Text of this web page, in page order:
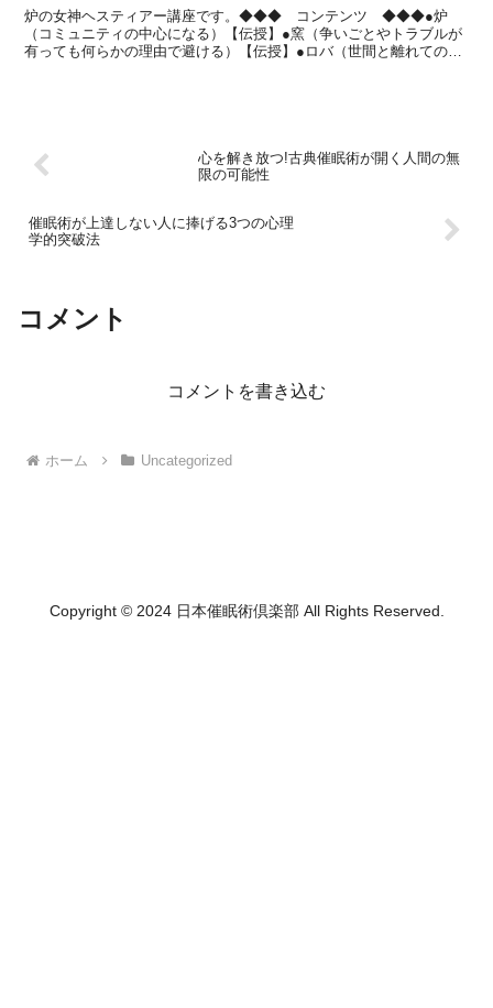
炉の女神ヘスティアー講座です。◆◆◆ コンテンツ ◆◆◆●炉
（コミュニティの中心になる）【伝授】●窯（争いごとやトラブルが
有っても何らかの理由で避ける）【伝授】●ロバ（世間と離れてのん
心を解き放つ!古典催眠術が開く人間の無
限の可能性
催眠術が上達しない人に捧げる3つの心理
学的突破法
コメント
コメントを書き込む
ホーム Uncategorized
Copyright © 2024 日本催眠術倶楽部 All Rights Reserved.